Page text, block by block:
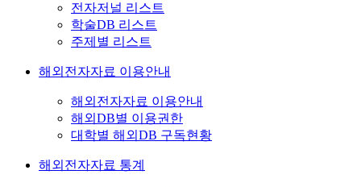
전자저널 리스트
학술DB 리스트
주제별 리스트
해외전자자료 이용안내
해외전자자료 이용안내
해외DB별 이용권한
대학별 해외DB 구독현황
해외전자자료 통계